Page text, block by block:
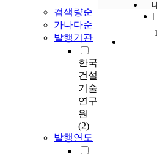
검색량순
가나다순
발행기관
한국
건설
기술
연구
원
(2)
발행연도